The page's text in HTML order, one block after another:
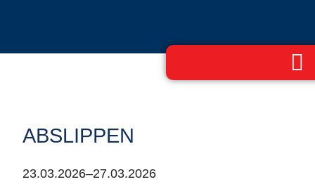
ABSLIPPEN
23.03.2026–27.03.2026